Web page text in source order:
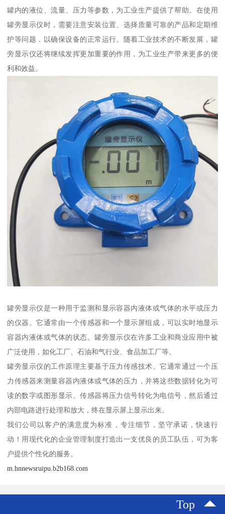
罐内的液位、流量、压力等参数，为工业生产提供了帮助。在使用
罐旁显示仪时，需要注意安装位置、选择质量可靠的产品和定期维
护等问题，以确保设备的正常运行。随着工业技术的不断发展，罐
旁显示仪还将继续发挥更加重要的作用，为工业生产带来更多的便
利和效益。
罐旁显示仪是一种用于监测和显示容器内液体或气体的水平或压力
的仪器。它通常由一个传感器和一个显示屏组成，可以实时地显示
容器内液体或气体的状态。罐旁显示仪在许多工业和商业应用中被
广泛使用，如化工厂、石油和气行业、食品加工厂等。
罐旁显示仪的工作原理主要基于压力传感技术。它通常通过一个压
力传感器来测量容器内液体或气体的压力，并将这些数据转化为可
读的数字或图形显示。传感器将压力信号转化为电信号，然后通过
内部电路进行处理和放大，终在显示屏上显示出来。
我们公司以客户的满意度为标准，专注细节，坚守承诺，快速行
动！用现代化的企业管理制度打造出一支优良的员工队伍，可为客
户提供个性化的服务。
m.hnnewsruipu.b2b168.com
Top